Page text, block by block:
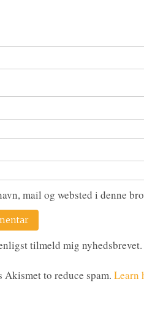
mail og websted i denne
tilmeld mig nyhedsbrevet.
Akismet to reduce spam. Learn